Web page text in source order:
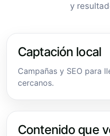
y
Captación local
Campañas y SEO para
cercanos.
Contenido que